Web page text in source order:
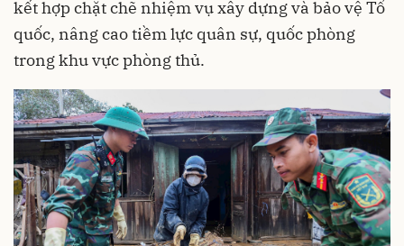
kết hợp chặt chẽ nhiệm vụ xây dựng và bảo vệ Tổ
quốc, nâng cao tiềm lực quân sự, quốc phòng
trong khu vực phòng thủ.